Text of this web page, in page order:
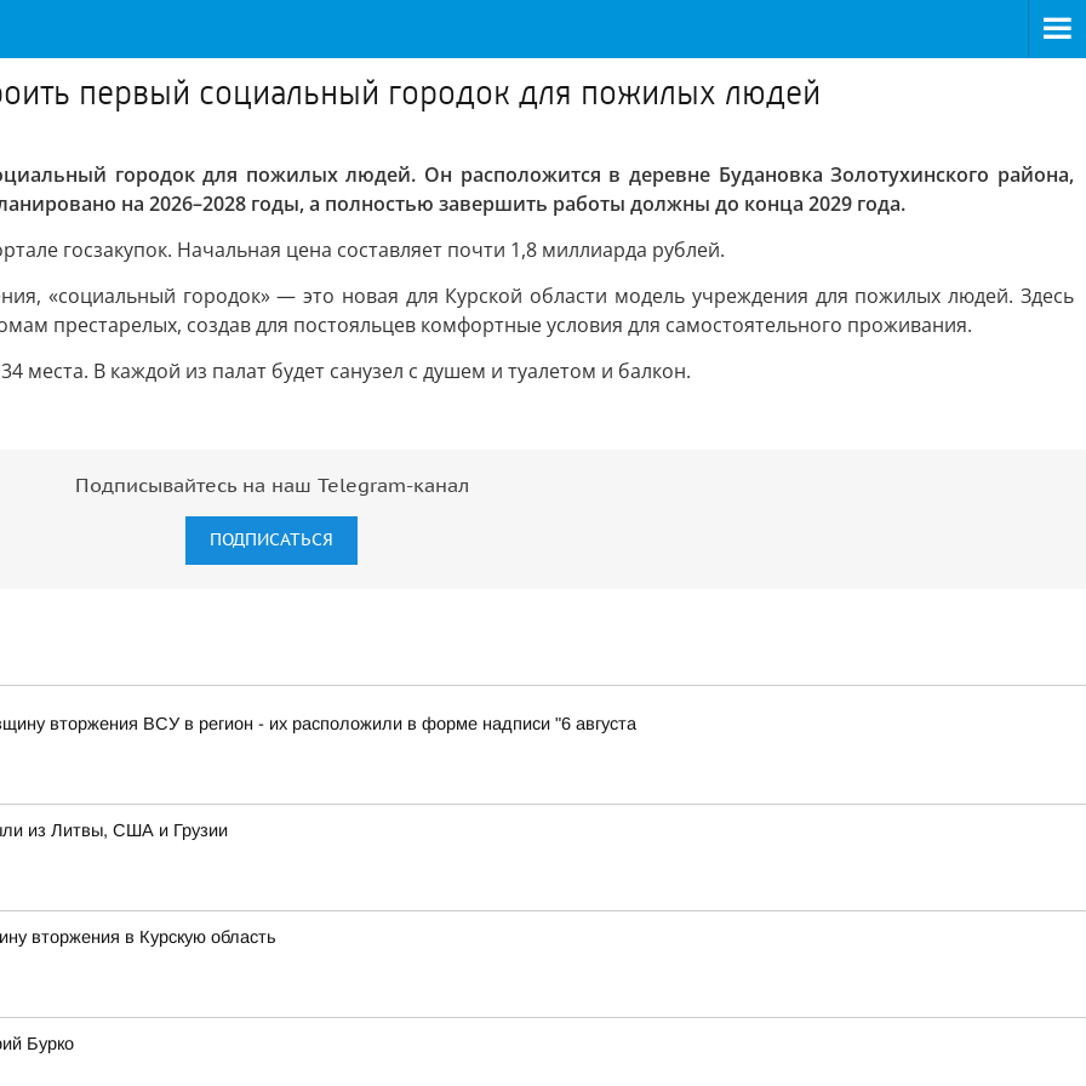
первый социальный городок для пожилых людей
городок для пожилых людей. Он расположится в деревне Будановка Золотухинского района,
на 2026–2028 годы, а полностью завершить работы должны до конца 2029 года.
госзакупок. Начальная цена составляет почти 1,8 миллиарда рублей.
«социальный городок» — это новая для Курской области модель учреждения для пожилых людей. Здесь
престарелых, создав для постояльцев комфортные условия для самостоятельного проживания.
места. В каждой из палат будет санузел с душем и туалетом и балкон.
Подписывайтесь на наш Telegram-канал
ПОДПИСАТЬСЯ
вторжения ВСУ в регион - их расположили в форме надписи "6 августа
из Литвы, США и Грузии
вторжения в Курскую область
Бурко